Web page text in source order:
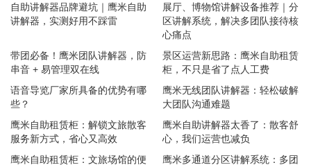
自助讲解器品牌避坑｜鹰米自助
讲解器，实测好用不踩雷
展厅、博物馆讲解设备推荐｜分
区讲解系统，解决多团队接待核
心痛点
带团必备！鹰米团队讲解器，防
串音 + 易管理双在线
景区运营新思路：鹰米自助租赁
柜，不只是省了点人工费
​语音导览厂家所具备的优势有哪
些？
鹰米无线团队讲解器：轻松破解
大团队沟通难题
鹰米自助租赁柜：解锁文旅散客
服务新方式，省心又高效
鹰米自助讲解器太香了：散客舒
心，我们运营也减负
鹰米自助租赁柜：文旅场馆的便
鹰米多通道分区讲解系统：多团